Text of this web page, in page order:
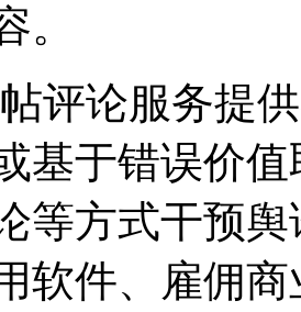
。
评论服务提
基于错误价
等方式干预
软件、雇佣